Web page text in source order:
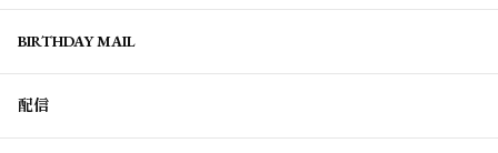
BIRTHDAY MAIL
配信